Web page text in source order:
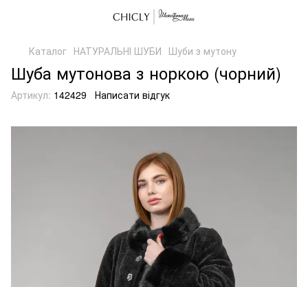
Каталог НАТУРАЛЬНІ ШУБИ Шуби з мутону
Шуба мутонова з норкою (чорний)
Артикул: 142429 Написати відгук